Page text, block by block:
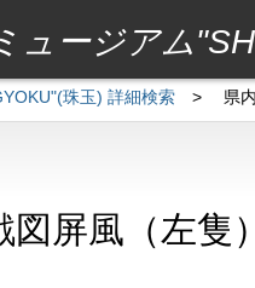
ュージアム
珠玉) 詳細検索 > 県
屏風（左隻）